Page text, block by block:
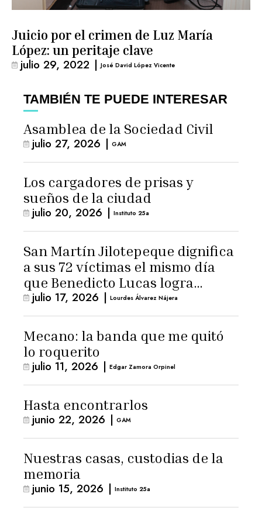
Juicio por el crimen de Luz María
López: un peritaje clave
julio 29, 2022 | José David López Vicente
TAMBIÉN TE PUEDE INTERESAR
Asamblea de la Sociedad Civil
julio 27, 2026 | GAM
Los cargadores de prisas y
sueños de la ciudad
julio 20, 2026 | Instituto 25a
San Martín Jilotepeque dignifica
a sus 72 víctimas el mismo día
que Benedicto Lucas logra
arresto domiciliario
julio 17, 2026 | Lourdes Álvarez Nájera
Mecano: la banda que me quitó
lo roquerito
julio 11, 2026 | Edgar Zamora Orpinel
Hasta encontrarlos
junio 22, 2026 | GAM
Nuestras casas, custodias de la
memoria
junio 15, 2026 | Instituto 25a